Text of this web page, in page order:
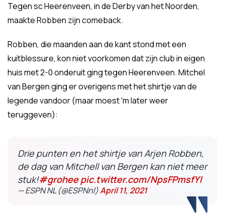
Tegen sc Heerenveen, in de Derby van het Noorden,
maakte Robben zijn comeback.
Robben, die maanden aan de kant stond met een
kuitblessure, kon niet voorkomen dat zijn club in eigen
huis met 2-0 onderuit ging tegen Heerenveen. Mitchel
van Bergen ging er overigens met het shirtje van de
legende vandoor (maar moest 'm later weer
teruggeven):
Drie punten en het shirtje van Arjen Robben,
de dag van Mitchell van Bergen kan niet meer
stuk!#grohee pic.twitter.com/NpsFPmsfYl
— ESPN NL (@ESPNnl)April 11, 2021